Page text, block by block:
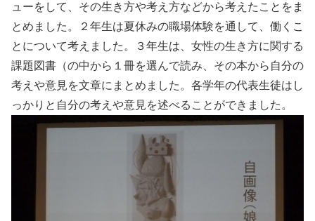
ューをして、その生き方や考え方などから考えたことをま
とめました。２年生は夏休みの職場体験を通して、働くこ
とについて考えました。３年生は、女性の生き方に関する
課題図書（の中から１冊を選んで読み、その本から自分の
考えや意見を文章にまとめました。各学年の代表生徒はし
っかりと自分の考えや意見を述べることができました。